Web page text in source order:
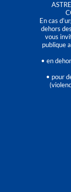
En cas
dehors
vous
publique
• en
• pour